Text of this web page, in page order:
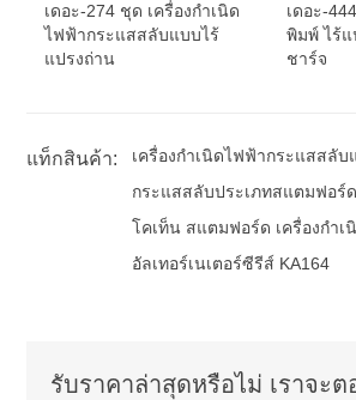
เดอะ-274 ชุด เครื่องกำเนิด
ไฟฟ้ากระแสสลับแบบไร้
แปรงถ่าน
เดอะ-
พิมพ์ ไร้แ
ชาร์จ
แท็กสินค้า:
เครื่องกำเนิดไฟฟ้ากระแสสลั
กระแสสลับประเภทสแตมฟอร์ด
โคเท็น สแตมฟอร์ด เครื่องกำ
อัลเทอร์เนเตอร์ซีรีส์ KA164
รับราคาล่าสุดหรือไม่ เราจะ